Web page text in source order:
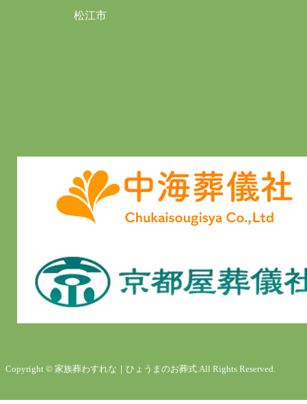
松江市
Copyright © 家族葬わすれな｜ひょうまのお葬式.All Rights Reserved.